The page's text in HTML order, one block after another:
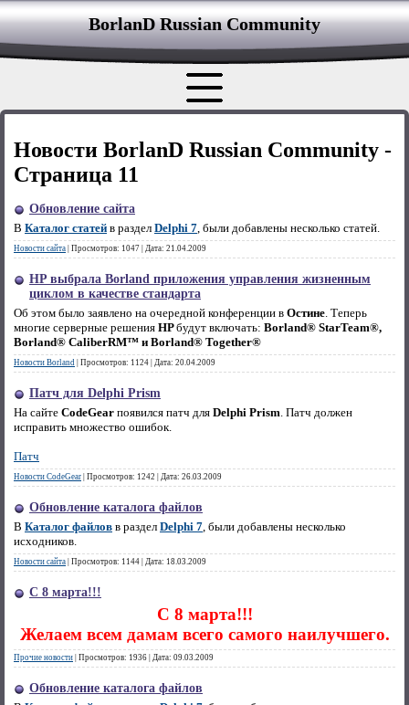
BorlanD Russian Сommunity
Новости BorlanD Russian Сommunity -
Страница 11
Обновление сайта
В Каталог статей в раздел Delphi 7, были добавлены несколько статей.
Новости сайта Просмотров: 1047 Дата: 21.04.2009
HP выбрала Borland приложения управления жизненным
циклом в качестве стандарта
Об этом было заявлено на очередной конференции в Остине. Теперь
многие серверные решения HPбудут включать: Borland® StarTeam®,
Borland® CaliberRM™ и Borland® Together®
Новости Borland Просмотров: 1124 Дата: 20.04.2009
Патч для Delphi Prism
На сайте CodeGear появился патч для Delphi Prism. Патч должен
исправить множество ошибок.
Патч
Новости CodeGear Просмотров: 1242 Дата: 26.03.2009
Обновление каталога файлов
В Каталог файлов в раздел Delphi 7, были добавлены несколько
исходников.
Новости сайта Просмотров: 1144 Дата: 18.03.2009
С 8 марта!!!
С 8 марта!!!
Желаем всем дамам всего самого наилучшего.
Прочие новости Просмотров: 1936 Дата: 09.03.2009
Обновление каталога файлов